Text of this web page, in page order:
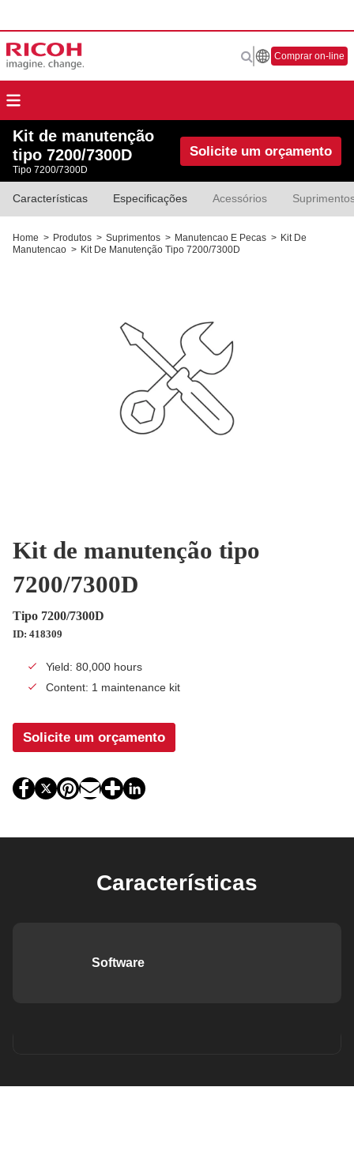
Comprar on-line
Kit de manutenção
tipo 7200/7300D
Tipo 7200/7300D
Solicite um orçamento
Características Especificações Acessórios
Home > Produtos > Suprimentos > Manutencao E Pecas > Kit De
Manutencao > Kit De Manutenção Tipo 7200/7300D
Kit de manutenção tipo
7200/7300D
Tipo 7200/7300D
ID: 418309
Yield: 80,000 hours
Content: 1 maintenance kit
Solicite um orçamento
Características
Software